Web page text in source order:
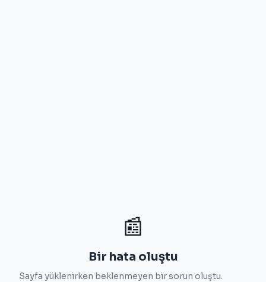
📰
Bir hata oluştu
Sayfa yüklenirken beklenmeyen bir sorun oluştu.